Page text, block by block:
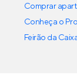
Comprar
Conheça o
Feirão da